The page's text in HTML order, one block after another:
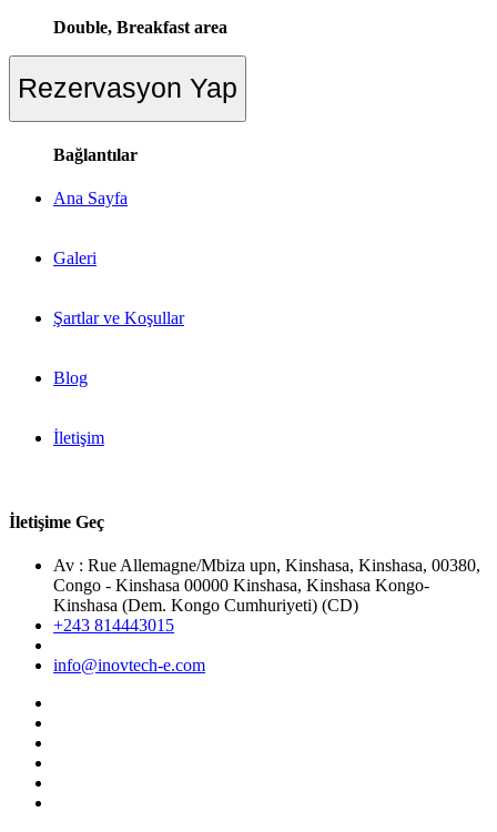
Double, Breakfast area
Rezervasyon Yap
Bağlantılar
Ana Sayfa
Galeri
Şartlar ve Koşullar
Blog
İletişim
İletişime Geç
Av : Rue Allemagne/Mbiza upn, Kinshasa, Kinshasa, 00380,
Congo - Kinshasa 00000 Kinshasa, Kinshasa Kongo-
Kinshasa (Dem. Kongo Cumhuriyeti) (CD)
+243 814443015
info@inovtech-e.com